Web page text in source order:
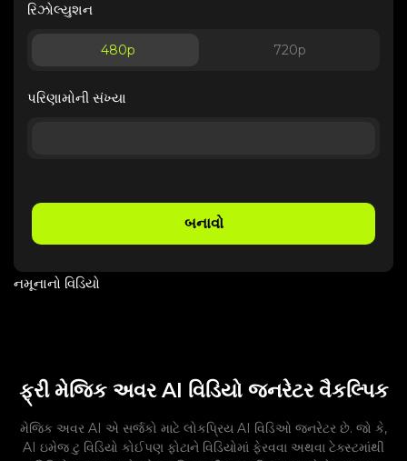
રિઝોલ્યુશન
480p 720p
પરિણામોની સંખ્યા
બનાવો
નમૂનાનો વિડિયો
ફ્રી મેજિક અવર AI વિડિયો જનરેટર વૈકલ્પિક
મેજિક અવર AI એ સર્જકો માટે લોકપ્રિય AI વિડિઓ જનરેટર છે. જો કે,
AI ઇમેજ ટુ વિડિયો કોઈપણ ફોટાને વિડિયોમાં ફેરવવા અથવા ટેક્સ્ટમાંથી